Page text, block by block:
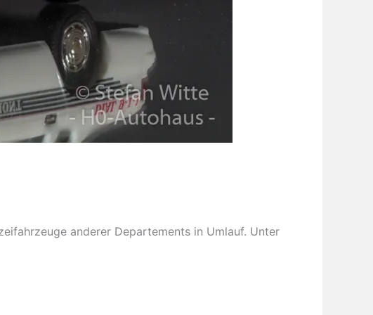
anderer Departements in Umlauf. Unter